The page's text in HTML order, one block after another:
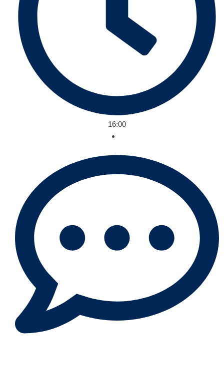
16:00